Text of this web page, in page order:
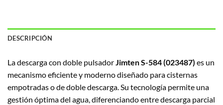
DESCRIPCIÓN
La descarga con doble pulsadorJimten S-584 (023487) es un
mecanismo eficiente y moderno diseñado para cisternas
empotradas o de doble descarga. Su tecnología permite una
gestión óptima del agua, diferenciando entre descarga parcial